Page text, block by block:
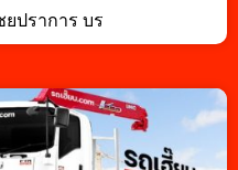
ยปราการ บร